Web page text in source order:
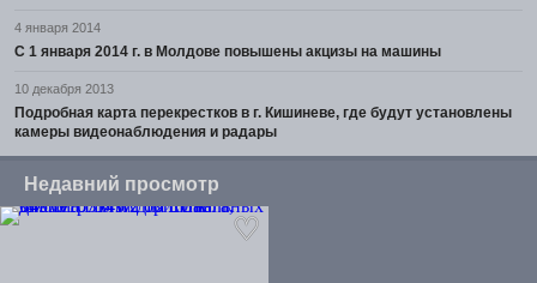
4 января 2014
С 1 января 2014 г. в Молдове повышены акцизы на машины
10 декабря 2013
Подробная карта перекрестков в г. Кишиневе, где будут установлены
камеры видеонаблюдения и радары
Недавний просмотр